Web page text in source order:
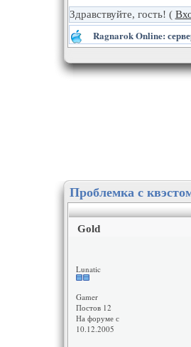
Здравствуйте, гость! (
Ragnarok Online:
Проблемка с
Gold
Lunatic
Gamer
Постов 12
На форуме с
10.12.2005